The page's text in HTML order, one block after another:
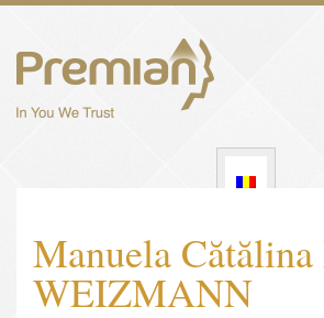
Manuela Cătălina
WEIZMANN